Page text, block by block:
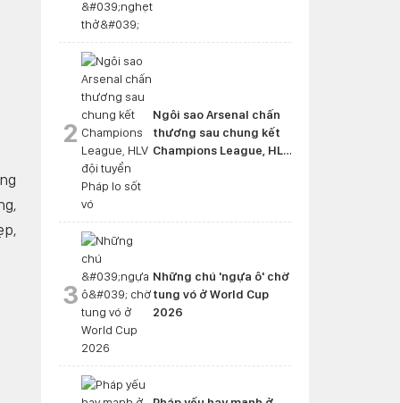
2
Ngôi sao Arsenal chấn
thương sau chung kết
Champions League, HLV
3
Những chú 'ngựa ô' chờ
tung vó ở World Cup
2026